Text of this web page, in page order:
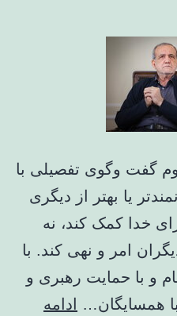
گفت وگوی تفصیلی با
یا بهتر از دیگری
خدا کمک کند، نه
امر و نهی کند. با
و با حمایت رهبری و
همسایگان… ادامه